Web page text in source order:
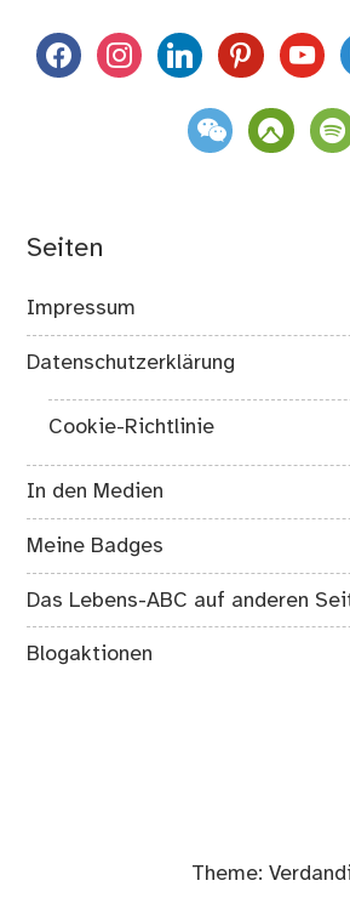
facebookinstagramlinkedinpinterest
weixin komoot
Seiten
Impressum
Datenschutzerklärung
Cookie-Richtlinie
In den Medien
Meine Badges
Das Lebens-ABC auf anderen
Blogaktionen
Theme: Verdandi